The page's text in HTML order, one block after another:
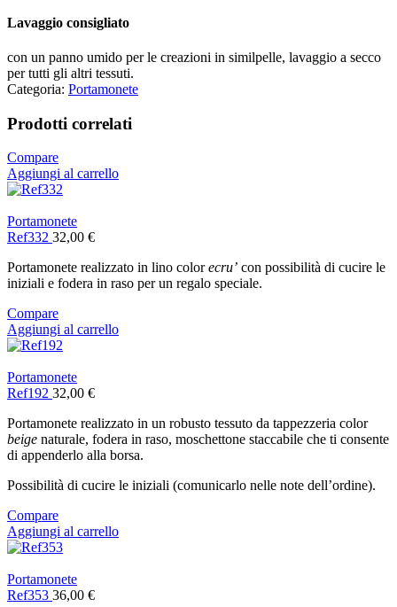
Lavaggio consigliato
con un panno umido per le creazioni in similpelle, lavaggio a secco
per tutti gli altri tessuti.
Categoria: Portamonete
Prodotti correlati
Compare
Aggiungi al carrello
Portamonete
Ref332 32,00 €
Portamonete realizzato in lino colorecru’ con possibilità di cucire le
iniziali e fodera in raso per un regalo speciale.
Compare
Aggiungi al carrello
Portamonete
Ref192 32,00 €
Portamonete realizzato in un robusto tessuto da tappezzeria color
beige naturale, fodera in raso, moschettone staccabile che ti consente
di appenderlo alla borsa.
Possibilità di cucire le iniziali (comunicarlo nelle note dell’ordine).
Compare
Aggiungi al carrello
Portamonete
Ref353 36,00 €